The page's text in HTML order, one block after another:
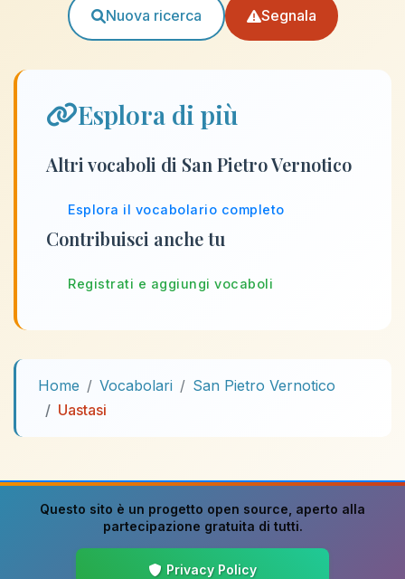
Nuova ricerca Segnala
Esplora di più
Altri vocaboli di San Pietro Vernotico
Esplora il vocabolario completo
Contribuisci anche tu
Registrati e aggiungi vocaboli
Home Vocabolari
San Pietro Vernotico
Uastasi
Questo sito è un progetto open source , aperto alla
partecipazione gratuita di tutti.
Privacy Policy